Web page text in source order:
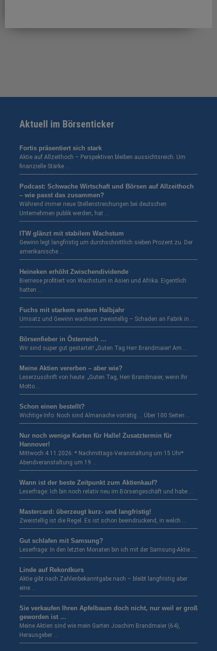
Aktuell im Börsenticker
Fortis präsentiert sich stark
Aktie auf Allzeithoch – Perspektiven bleiben aussichtsreich. Um
finanzielle Stärke …
Podcast: Schwache Wirtschaft und Börsen auf Allzeithoch
– wie passt das zusammen?
Während immer neue Stellenstreichungen bei deutschen
Unternehmen publik werden, hat …
ITW glänzt mit stabilem Wachstum
Gewinn legt langfristig um durchschnittlich sieben Prozent zu. Der
amerikanische …
Heineken erhöht Zwischendividende
Bierriese profitiert von Wachstum in Asien und Afrika. Eigentlich
hatten …
Fuchs mit starkem erstem Halbjahr
Umsatz und Gewinn wachsen zweistellig – Schaden an Fabrik in …
Börsenfieber in Österreich …
Wir sind super gut gestartet! „Guten Tag Herr Brandmaier! Am …
Meine Aktien vererben – aber wie?
Leserzuschrift von heute: „Guten Tag, Herr Brandmaier, wenn Ihr
Motto …
Schon einen bestellt?
Wichtige Info: Noch sind Almanache vorrätig … Über 100 Seiten …
Nur noch wenige Karten für Halle! Zusatztermin für
Hannover!
Mittwoch 4.11.2026: * Nachmittags-Veranstaltung um 15 Uhr*
Abendveranstaltung um 19 …
Wann ist der beste Zeitpunkt zum Aktienkauf?
Leserfrage: Ich bin noch relativ neu im Börsengeschäft und habe …
Mastercard: überzeugt kurz- und langfristig!
Zweistellig ist die Regel. Es ist schon beeindruckend, in welch …
Gut schlafen mit Samsung?
Leserfrage: In den letzten Monaten bin ich mit der Samsung-Aktie …
Linde auf Rekordkurs
Aktie gibt nach Zahlenbekanntgabe nach – bleibt langfristig aber
eine …
Sie verkaufen Ihren Apfelbaum doch nicht, nur weil er groß
geworden ist …
Meine Aktien sind wie mein Garten Joachim Brandmaier (64),
Herausgeber …